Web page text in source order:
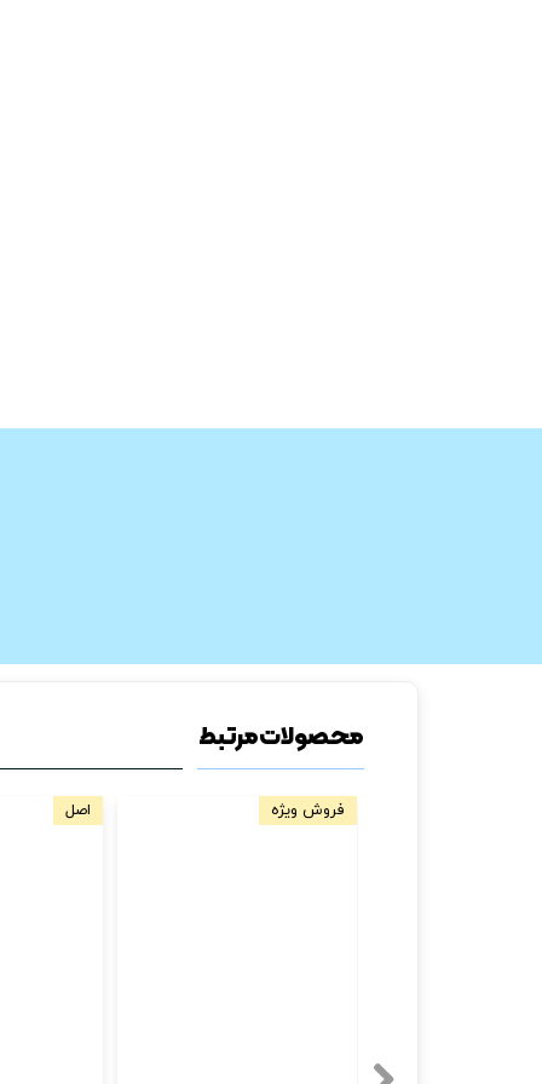
محصولات مرتبط
اصل فروش ویژه